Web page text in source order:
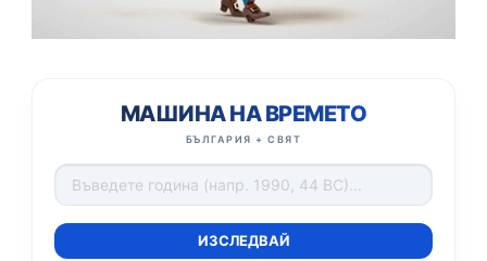
МАШИНА НА ВРЕМЕТО
БЪЛГАРИЯ + СВЯТ
ИЗСЛЕДВАЙ